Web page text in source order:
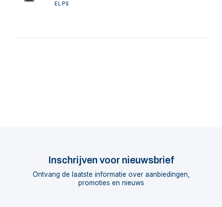
CAN
ELPS
Inschrijven voor nieuwsbrief
Ontvang de laatste informatie over aanbiedingen,
promoties en nieuws